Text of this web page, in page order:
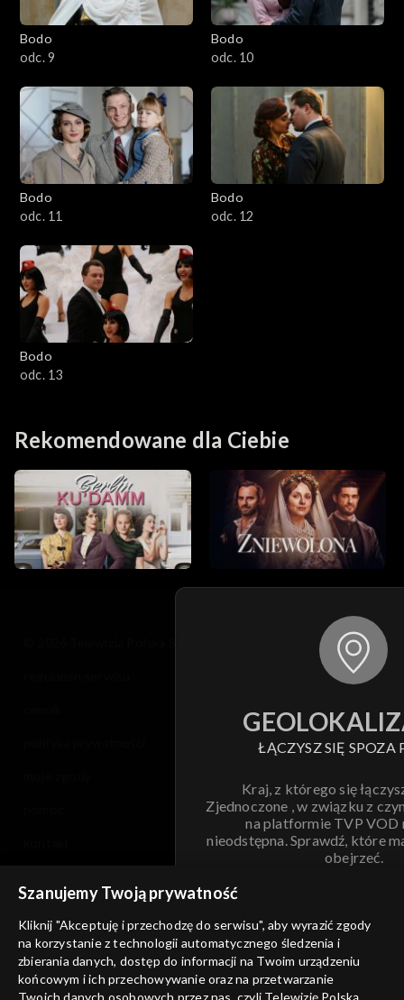
Bodo
odc. 9
Bodo
odc. 10
Bodo
odc. 11
Bodo
odc. 12
Bodo
odc. 13
Rekomendowane dla Ciebie
ŁĄCZYSZ SIĘ SPOZA
Kraj, z którego się
Zjednoczone , w związku z
na platformie TVP VOD
nieodstępna. Sprawdź, które
obejrzeć.
ANULUJ
informacje o dostawcy usług
Szanujemy Twoją prywatność
Kliknij "Akceptuję i przechodzę do serwisu", aby wyrazić zgody
na korzystanie z technologii automatycznego śledzenia i
zbierania danych, dostęp do informacji na Twoim urządzeniu
końcowym i ich przechowywanie oraz na przetwarzanie
Twoich danych osobowych przez nas, czyli Telewizję Polską